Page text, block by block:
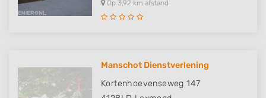
Op 3,92 km afstand
Manschot Dienstverlening
Kortenhoevenseweg 147